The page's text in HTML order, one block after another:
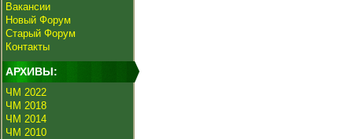
Вакансии
Новый Форум
Старый Форум
Контакты
АРХИВЫ:
ЧМ 2022
ЧМ 2018
ЧМ 2014
ЧМ 2010